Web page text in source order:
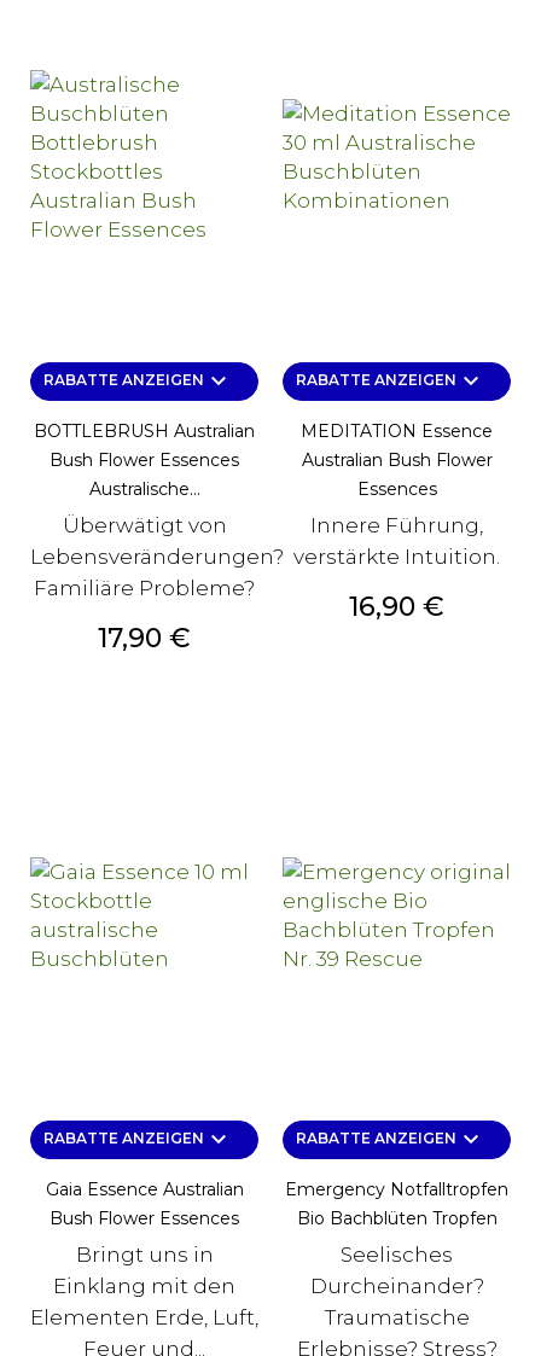
RABATTE ANZEIGEN keyboard_arrow_down
BOTTLEBRUSH Australian
Bush Flower Essences
Australische...
Überwätigt von
Lebensveränderungen?
Familiäre Probleme?
Preis
17,90 €
RABATTE ANZEIGEN keyboard_arrow_down
MEDITATION Essence
Australian Bush Flower
Essences
Innere Führung,
verstärkte Intuition.
Preis
16,90 €
RABATTE ANZEIGEN keyboard_arrow_down
Gaia Essence Australian
Bush Flower Essences
Bringt uns in
Einklang mit den
Elementen Erde, Luft,
Feuer und...
RABATTE ANZEIGEN keyboard_arrow_down
Emergency Notfalltropfen
Bio Bachblüten Tropfen
Seelisches
Durcheinander?
Traumatische
Erlebnisse? Stress?